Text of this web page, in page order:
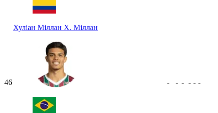
Хуліан Міллан Х. Міллан
46 - - - - - -